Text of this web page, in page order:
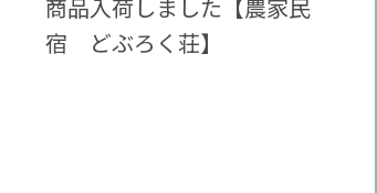
商品入荷しました【農家民
宿 どぶろく荘】